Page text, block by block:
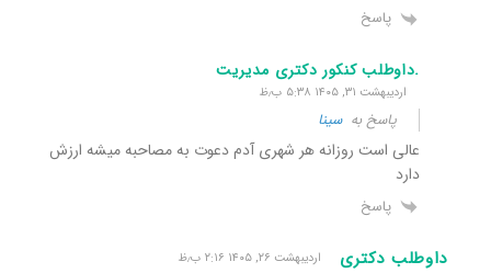
پاسخ
.داوطلب کنکور دکتری مدیریت
اردیبهشت ۳۱, ۱۴۰۵ ۵:۳۸ ب٫ظ
پاسخ بهسینا
عالی است روزانه هر شهری آدم دعوت به مصاحبه میشه ارزش
دارد
پاسخ
داوطلب دکتری اردیبهشت ۲۶, ۱۴۰۵ ۲:۱۶ ب٫ظ